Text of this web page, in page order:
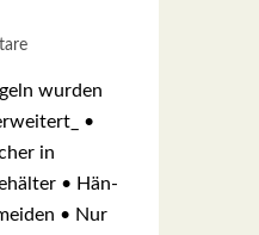
wur­den
•
in
• Hän­
• Nur